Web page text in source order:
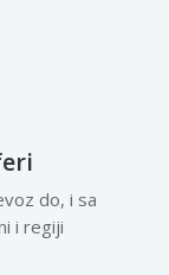
do, i sa
i regiji